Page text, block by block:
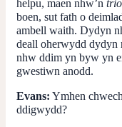
helpu, maen nhw’n trio
boen, sut fath o
ambell waith. Dydyn
deall oherwydd dydyn
nhw ddim yn byw yn
gwestiwn anodd.
Evans: Ymhen
ddigwydd?